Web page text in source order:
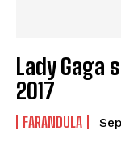
Lady Gaga
2017
FARANDULA